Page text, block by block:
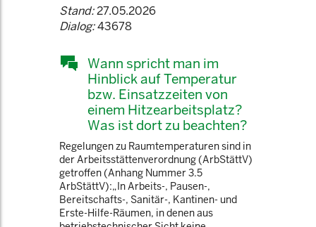
Stand:27.05.2026
Dialog:43678
Wann spricht man im
Hinblick auf Temperatur
bzw. Einsatzzeiten von
einem Hitzearbeitsplatz?
Was ist dort zu beachten?
Regelungen zu Raumtemperaturen sind in
der Arbeitsstättenverordnung (ArbStättV)
getroffen (Anhang Nummer 3.5
ArbStättV):„In Arbeits-, Pausen-,
Bereitschafts-, Sanitär-, Kantinen- und
Erste-Hilfe-Räumen, in denen aus